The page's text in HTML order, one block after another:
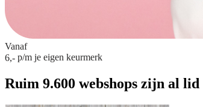
Vanaf
6,- p/m je eigen keurmerk
Ruim 9.600 webshops zijn al lid